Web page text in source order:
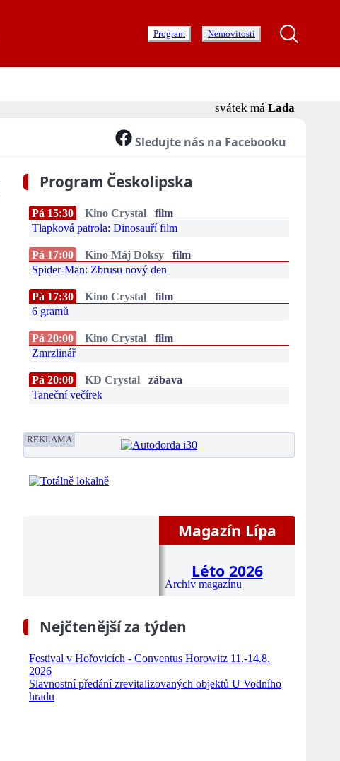
Program Nemovitosti
svátek má Lada
Sledujte nás na Facebooku
Program Českolipska
Pá 15:30 Kino Crystal
film
Tlapková patrola: Dinosauří film
Pá 17:00 Kino Máj Doksy
film
Spider-Man: Zbrusu nový den
Pá 17:30 Kino Crystal
film
6 gramů
Pá 20:00 Kino Crystal
film
Zmrzlinář
Pá 20:00 KD Crystal
zábava
Taneční večírek
REKLAMA
Magazín Lípa
Léto 2026
Archiv magazínu
Nejčtenější za týden
Festival v Hořovicích - Conventus Horowitz 11.-14.8.
2026
Slavnostní předání zrevitalizovaných objektů U Vodního
hradu